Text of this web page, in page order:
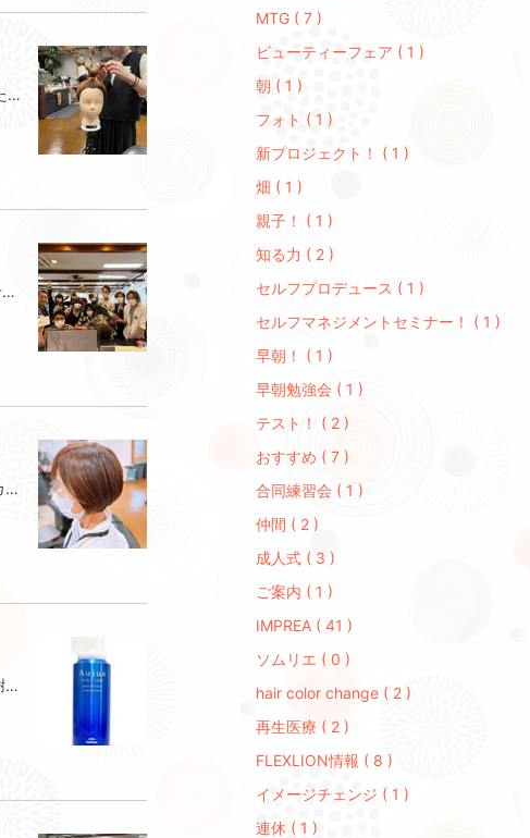
こんにちは！徳永桃香です！！10月にコンテストがある為練習をしたのですが！！テーマがまだ決まっていなくて、、。色々、試行錯誤してみました💪（同じチームの髙木ななちゃんです）まだまだ未完成ですがなんとなくイメージが付いた1日でした。もっと工夫して大変身させます！！
本日はFLEXLIONスタイリスト飛口のお誕生日！みんなでお祝いさせて頂きましたスタッフからのお誕生日プレゼントは寝袋やキャンプ等で使えるグッズでしたあらためてお誕生日おめでとうございます！いい一年になりますように‪𓂃 𓈒𓏸◌‬以上善波でした
こんばんは！今日のブログは石垣が担当します🫶毎日楽しい毎日♡カットしたり、カラーしたり、パーマかけたり、大好きな仕事を思う存分楽しんでいます！それだけでなくおはなしもできて幸せ〜🫶カットカラーカットパーマカラーケアカラーケアこれからもどうぞよろしくお願いします🫶カットも大好き、カラーも大好き美容が大好きな石垣でした♡
本日も多くのお客様にご来店頂きありがとうございました感謝、感謝ですまだまだ暑い日が続き、地肌がむれて気になるますよね！自分はかなり気にしてます頭皮ケアとして自分が愛用してるのがこれ！オージュアシリーズオーセナム フォーミングマスク(トリートメント)特徴地肌の加齢（酸化）が健やかな髪が生えない原因に！地肌の老化がエイジング毛（ゴワツキ）をつくります。頭皮保護成分「アンジェリカエッセンス」が、地肌力を高めて健康な頭皮を作ります！結果、うねりやパサつきなどの加齢によるヘアトラブルを解消します。オーセナム フォーミングマスクは、炭酸タイプのトリートメント。炭酸が与える頭皮への効果は、頭皮の血行促進。さらに、抗酸化作用のあるアンジェリカエッセンスが、活性酸素を除去！毎日ではなく、週２回を目安に使ってます！高橋
MTG ( 7 )
ビューティーフェア ( 1 )
朝 ( 1 )
フォト ( 1 )
新プロジェクト！ ( 1 )
畑 ( 1 )
親子！ ( 1 )
知る力 ( 2 )
セルフプロデュース ( 1 )
セルフマネジメントセミナー！ ( 1 )
早朝！ ( 1 )
早朝勉強会 ( 1 )
テスト！ ( 2 )
おすすめ ( 7 )
合同練習会 ( 1 )
仲間 ( 2 )
成人式 ( 3 )
ご案内 ( 1 )
IMPREA ( 41 )
ソムリエ ( 0 )
hair color change ( 2 )
再生医療 ( 2 )
FLEXLION情報 ( 8 )
イメージチェンジ ( 1 )
連休 ( 1 )